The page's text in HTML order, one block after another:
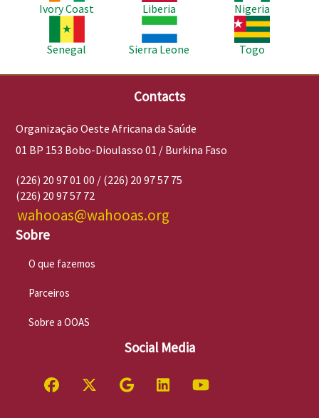
Ivory Coast
Liberia
Nigeria
Imagem
Senegal
Imagem
Sierra Leone
Imagem
Togo
Contacts
Organização Oeste Africana da Saúde
01 BP 153 Bobo-Dioulasso 01 / Burkina Faso
(226) 20 97 01 00 / (226) 20 97 57 75
(226) 20 97 57 72
wahooas@wahooas.org
Sobre
O que fazemos
Parceiros
Sobre a OOAS
Social Media